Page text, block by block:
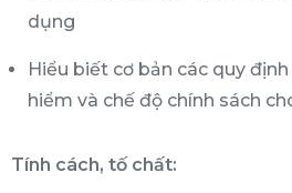
dụng
Hiểu biết cơ bản các quy
hiểm và chế độ chính sách
Tính cách, tố chất: